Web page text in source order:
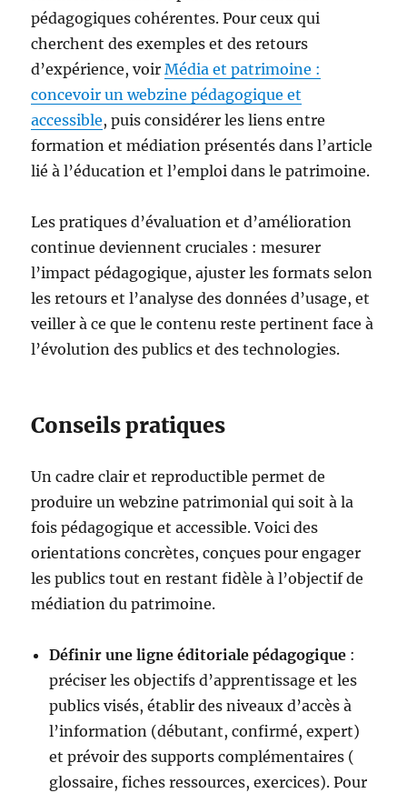
pédagogiques cohérentes. Pour ceux qui
cherchent des exemples et des retours
d’expérience, voirMédia et patrimoine :
concevoir un webzine pédagogique et
accessible, puis considérer les liens entre
formation et médiation présentés dans l’article
lié à l’éducation et l’emploi dans le patrimoine.
Les pratiques d’évaluation et d’amélioration
continue deviennent cruciales : mesurer
l’impact pédagogique, ajuster les formats selon
les retours et l’analyse des données d’usage, et
veiller à ce que le contenu reste pertinent face à
l’évolution des publics et des technologies.
Conseils pratiques
Un cadre clair et reproductible permet de
produire un webzine patrimonial qui soit à la
fois pédagogique et accessible. Voici des
orientations concrètes, conçues pour engager
les publics tout en restant fidèle à l’objectif de
médiation du patrimoine.
Définir une ligne éditoriale pédagogique :
préciser les objectifs d’apprentissage et les
publics visés, établir des niveaux d’accès à
l’information (débutant, confirmé, expert)
et prévoir des supports complémentaires (
glossaire, fiches ressources, exercices). Pour